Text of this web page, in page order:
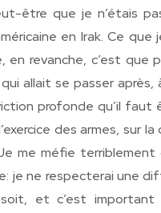
être que je n’étais
en Irak. Ce que
en revanche, c’est que
allait se passer après, à
profonde qu’il faut
des armes, sur
me méfie terriblement
je ne respecterai une
soit, et c’est important